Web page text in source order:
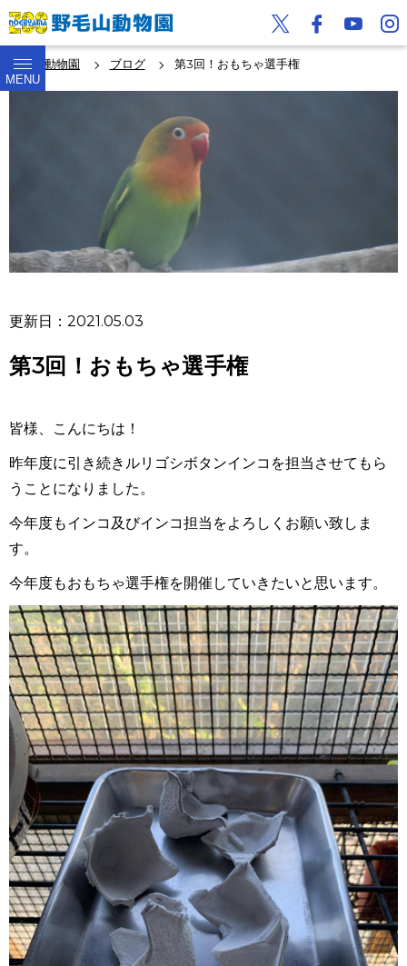
MENU
野毛山動物園 ブログ 第3回！おもちゃ選手権
更新日：2021.05.03
第3回！おもちゃ選手権
皆様、こんにちは！
昨年度に引き続きルリゴシボタンインコを担当させてもら
うことになりました。
今年度もインコ及びインコ担当をよろしくお願い致しま
す。
今年度もおもちゃ選手権を開催していきたいと思います。